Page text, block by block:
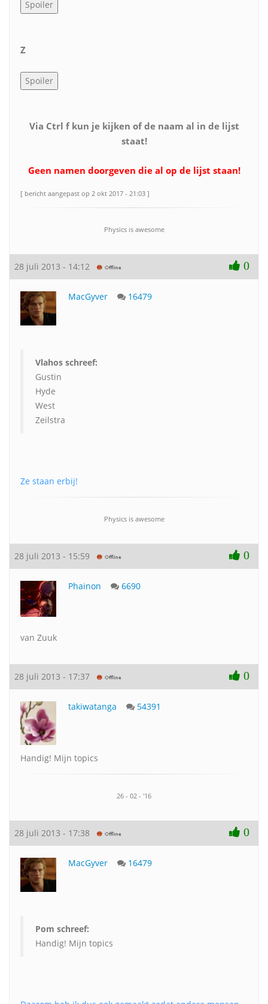
Z
Via Ctrl f kun je kijken of de naam al in de lijst
staat!
Geen namen doorgeven die al op de lijst staan!
[ bericht aangepast op 2 okt 2017 - 21:03 ]
Physics is awesome
28 juli 2013 - 14:12 0
MacGyver 16479
Vlahos schreef:
Gustin
Hyde
West
Zeilstra
Ze staan erbij!
Physics is awesome
28 juli 2013 - 15:59 0
Phainon 6690
van Zuuk
28 juli 2013 - 17:37 0
takiwatanga 54391
Handig! Mijn topics
26 - 02 - '16
28 juli 2013 - 17:38 0
MacGyver 16479
Pom schreef:
Handig! Mijn topics